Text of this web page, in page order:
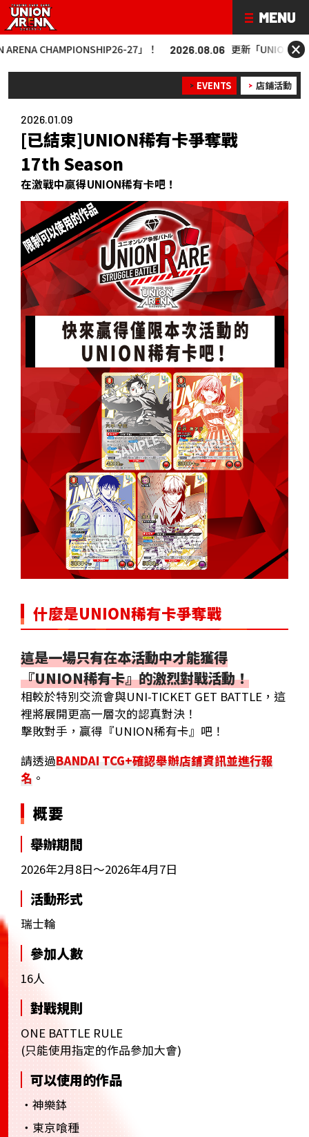
27」！ 2026.08.06 更新「UNION ARENA ×
EVENTS 店鋪活動
2026.01.09
[已結束]UNION稀有卡爭奪戰
17th Season
在激戰中贏得UNION稀有卡吧！
什麼是UNION稀有卡爭奪戰
這是一場只有在本活動中才能獲得
『UNION稀有卡』的激烈對戰活動！
相較於特別交流會與UNI-TICKET GET BATTLE，這
裡將展開更高一層次的認真對決！
擊敗對手，贏得『UNION稀有卡』吧！
請透過BANDAI TCG+確認舉辦店鋪資訊並進行報
名 。
概要
舉辦期間
2026年2月8日～2026年4月7日
活動形式
瑞士輪
參加人數
16人
對戰規則
ONE BATTLE RULE
(只能使用指定的作品參加大會)
可以使用的作品
・神樂鉢
・東京喰種